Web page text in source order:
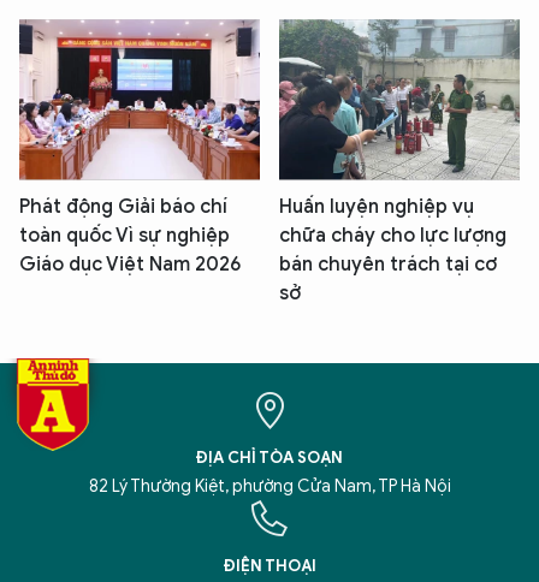
Phát động Giải báo chí
toàn quốc Vì sự nghiệp
Giáo dục Việt Nam 2026
Huấn luyện nghiệp vụ
chữa cháy cho lực lượng
bán chuyên trách tại cơ
sở
ĐỊA CHỈ TÒA SOẠN
82 Lý Thường Kiệt, phường Cửa Nam, TP Hà Nội
ĐIỆN THOẠI